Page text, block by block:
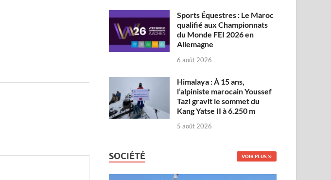
Sports Équestres : Le Maroc
qualifié aux Championnats
du Monde FEI 2026 en
Allemagne
6 août 2026
Himalaya : À 15 ans,
l’alpiniste marocain Youssef
Tazi gravit le sommet du
Kang Yatse II à 6.250 m
5 août 2026
SOCIÉTÉ VOIR PLUS